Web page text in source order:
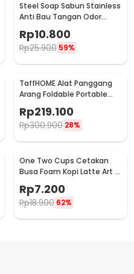
Steel Soap Sabun Stainless
Anti Bau Tangan Odor
Remove - HW071
Rp10.800
Rp25.900 59%
TaffHOME Alat Panggang
Arang Foldable Portable
BBQ Outdoor Grill Stove -
HWSK77
Rp219.100
Rp300.900 28%
One Two Cups Cetakan
Busa Foam Kopi Latte Art 16
PCS - JJYE01
Rp7.200
Rp18.900 62%